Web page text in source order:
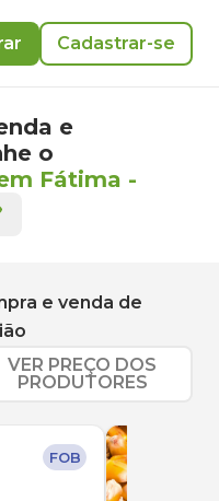
Cadastrar-se
e
o
Fátima -
e venda de
VER PREÇO DOS
PRODUTORES
FOB